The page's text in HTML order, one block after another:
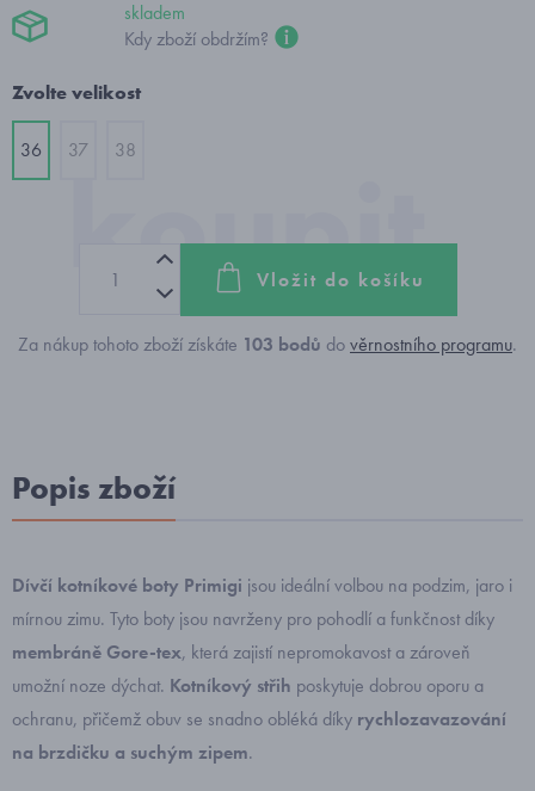
skladem
Kdy zboží obdržím?
Zvolte velikost
36 37 38
Vložit do košíku
Za nákup tohoto zboží získáte 103 bodů dověrnostního programu.
Popis zboží
Dívčí kotníkové boty Primigi jsou ideální volbou na podzim, jaro i
mírnou zimu. Tyto boty jsou navrženy pro pohodlí a funkčnost díky
membráně Gore-tex, která zajistí nepromokavost a zároveň
umožní noze dýchat. Kotníkový střih poskytuje dobrou oporu a
ochranu, přičemž obuv se snadno obléká díky rychlozavazování
na brzdičku a suchým zipem.